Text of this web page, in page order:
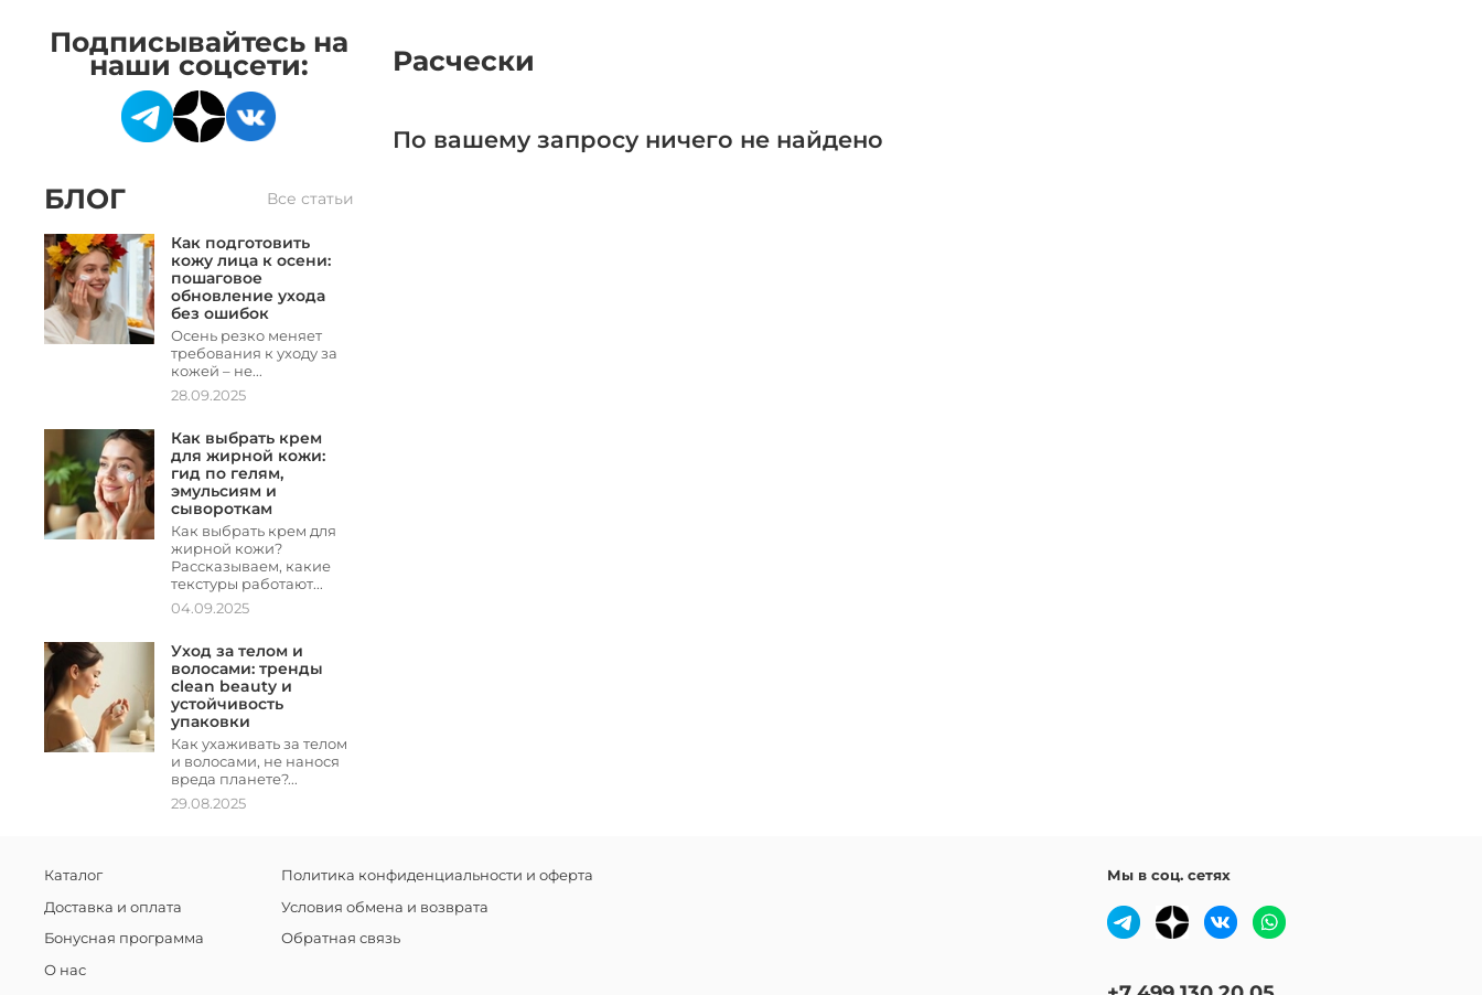
Расчески
По вашему запросу ничего не найдено
Подписывайтесь на
наши соцсети:
БЛОГ Все статьи
Как подготовить
кожу лица к осени:
пошаговое
обновление ухода
без ошибок
Осень резко меняет
требования к уходу за
кожей – не...
28.09.2025
Как выбрать крем
для жирной кожи:
гид по гелям,
эмульсиям и
сывороткам
Как выбрать крем для
жирной кожи?
Рассказываем, какие
текстуры работают...
04.09.2025
Уход за телом и
волосами: тренды
clean beauty и
устойчивость
упаковки
Как ухаживать за телом
и волосами, не нанося
вреда планете?...
29.08.2025
Каталог
Доставка и оплата
Бонусная программа
О нас
Политика конфиденциальности и оферта
Условия обмена и возврата
Обратная связь
Мы в соц. сетях